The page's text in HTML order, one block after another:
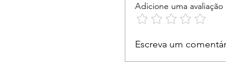
Adicione uma avaliação
Escreva um